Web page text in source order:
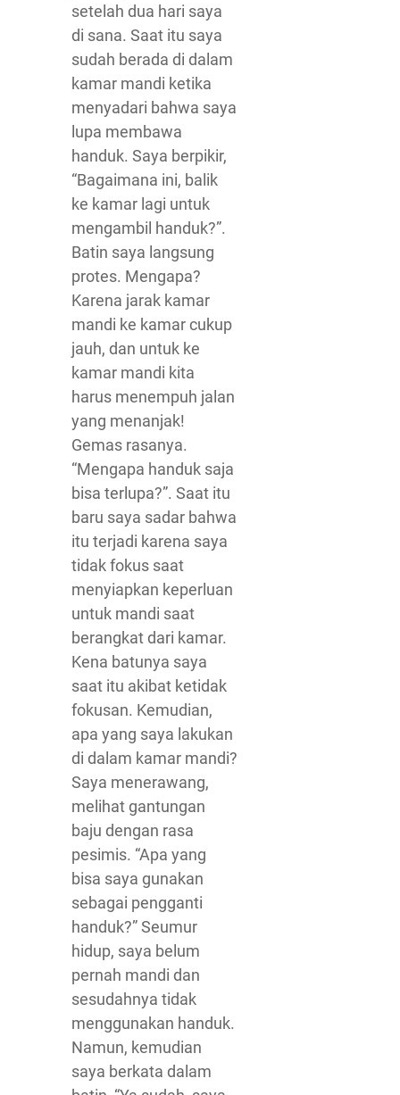
setelah dua hari saya
di sana. Saat itu saya
sudah berada di dalam
kamar mandi ketika
menyadari bahwa saya
lupa membawa
handuk. Saya berpikir,
“Bagaimana ini, balik
ke kamar lagi untuk
mengambil handuk?”.
Batin saya langsung
protes. Mengapa?
Karena jarak kamar
mandi ke kamar cukup
jauh, dan untuk ke
kamar mandi kita
harus menempuh jalan
yang menanjak!
Gemas rasanya.
“Mengapa handuk saja
bisa terlupa?”. Saat itu
baru saya sadar bahwa
itu terjadi karena saya
tidak fokus saat
menyiapkan keperluan
untuk mandi saat
berangkat dari kamar.
Kena batunya saya
saat itu akibat ketidak
fokusan. Kemudian,
apa yang saya lakukan
di dalam kamar mandi?
Saya menerawang,
melihat gantungan
baju dengan rasa
pesimis. “Apa yang
bisa saya gunakan
sebagai pengganti
handuk?” Seumur
hidup, saya belum
pernah mandi dan
sesudahnya tidak
menggunakan handuk.
Namun, kemudian
saya berkata dalam